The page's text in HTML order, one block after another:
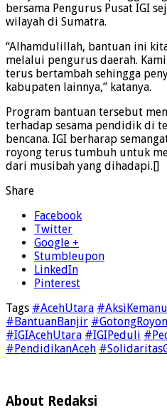
bersama Pengurus Pusat IGI
wilayah di Sumatra.
“Alhamdulillah, bantuan ini
melalui pengurus daerah.
terus bertambah sehingga
kabupaten lainnya,” katanya.
Program bantuan tersebut
terhadap sesama pendidik di
bencana. IGI berharap
royong terus tumbuh untuk
dari musibah yang dihadapi.[]
Share
Facebook
Twitter
Google +
Stumbleupon
LinkedIn
Pinterest
Tags #AcehUtara
#BantuanBanjir
#IGIAcehUtara #IGIPeduli
#PendidikanAceh
About Redaksi